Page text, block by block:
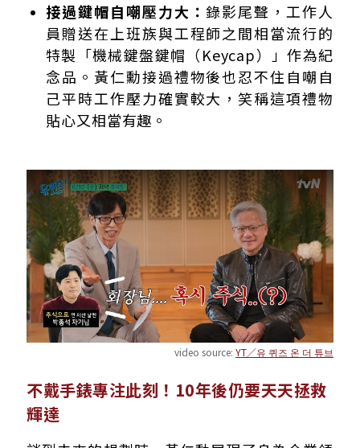
接過鍵帽自嘲壓力大：錄影尾聲，工作人
員贈送在上班族與工程師之間相當流行的
特製「機械鍵盤鍵帽（Keycap）」作為紀
念品。黃仁勳接過禮物後也忍不住自嘲自
己平時工作壓力確實較大，笑稱這項禮物
貼心又相當有趣。
video source: YT／유 퀴즈 온 더 튜브
不戴手錶專注此刻！10年後仍要天天拯救
輝達